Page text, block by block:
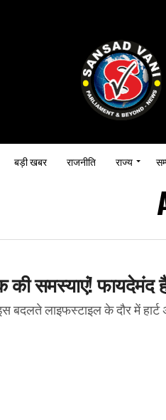
बड़ी खबर राजनीति राज्य
की समस्याएं! फायदेमंद
लाइफस्टाइल के दौर में हार्ट